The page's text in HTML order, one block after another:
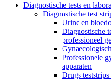
Diagnostische tests en
Diagnostische test
Urine en
Diagnostische
professioneel
Professionele
apparaten
Drugs teststrips